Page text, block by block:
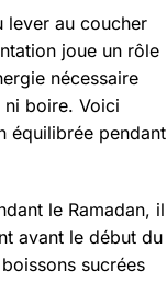
lever au coucher
joue un rôle
nécessaire
ni boire. Voici
équilibrée pendant
le Ramadan, il
avant le début du
sucrées